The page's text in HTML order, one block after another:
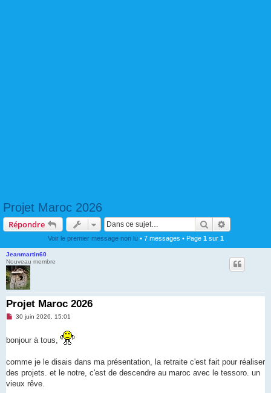
Projet Maroc 2026
Répondre Rechercher
Voir le premier message non lu• 7 messages • Page 1sur 1
Jeanmartin60
Nouveau membre
Projet Maroc 2026
M
s
a
e
n
o
n
l
30 juin 2026, 15:01
bonjour à tous,
comme je le disais dans ma présentation, la retraite c'est fait pour réaliser
des projets. et le notre, c'est de descendre au maroc avec le tessoro. un
vieux rêve.